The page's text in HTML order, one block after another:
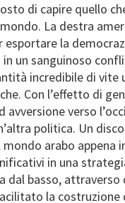
di capire quello
La destra
la
un sanguinoso
incredibile di vite
Con l’effetto di
avversione verso
politica. Un
arabo appena
in una
dal basso, attraverso
la costruzione